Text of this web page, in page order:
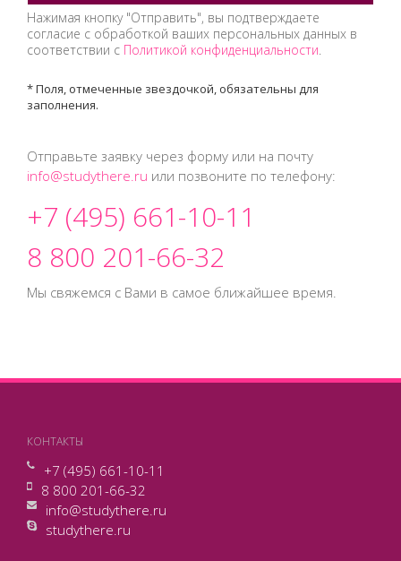
Нажимая кнопку "Отправить", вы подтверждаете
согласие с обработкой ваших персональных данных в
соответствии с Политикой конфиденциальности.
* Поля, отмеченные звездочкой, обязательны для
заполнения.
Отправьте заявку через форму или на почту
info@studythere.ru или позвоните по телефону:
+7 (495) 661-10-11
8 800 201-66-32
Мы свяжемся с Вами в самое ближайшее время.
КОНТАКТЫ
+7 (495) 661-10-11
8 800 201-66-32
info@studythere.ru
studythere.ru